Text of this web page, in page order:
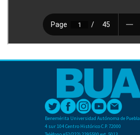
Benemérita Universidad Autónoma de Puebla
4 sur 104 Centro Histórico C.P. 72000